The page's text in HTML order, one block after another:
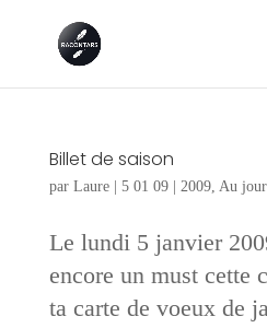
Billet de saison
par Laure| 5 01 09| 2009, Au
Le lundi 5 janvier
encore un must cette
ta carte de voeux de